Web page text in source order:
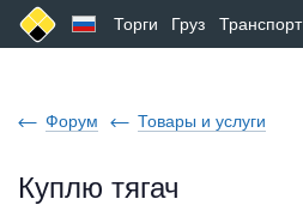
Торги Груз Транспорт
Форум Товары и услуги
Куплю тягач